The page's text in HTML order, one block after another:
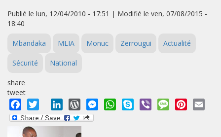
Publié le lun, 12/04/2010 - 17:51 | Modifié le ven, 07/08/2015 -
18:40
Mbandaka MLIA Monuc Zerrougui Actualité
Sécurité National
share
tweet
Facebook
Twitter LinkedInWordPressMessengerWhatsApp
Skype Viber MessagePinterest